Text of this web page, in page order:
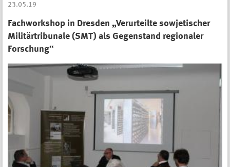
23.05.19
Fachworkshop in Dresden „Verurteilte sowjetischer
Militärtribunale (SMT) als Gegenstand regionaler
Forschung“